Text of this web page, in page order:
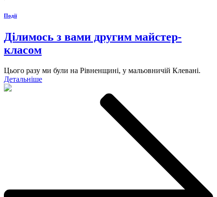
Події
Ділимось з вами другим майстер-
класом
Цього разу ми були на Рівненщині, у мальовничій Клевані.
Детальніше